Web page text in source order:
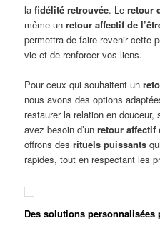
lafidélité retrouvée. Leretour
même unretouraffectif de
permettra de faire revenir cette
vie et de renforcer vos liens.
Pour ceux qui souhaitent un
nous avons des options
restaurer la relation en
avez besoin d’unretouraffectif
offrons desrituels puissants
rapides, tout en respectant les
Des solutions